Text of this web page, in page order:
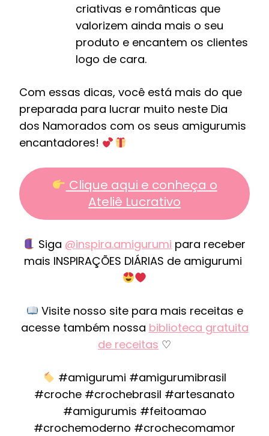
criativas e românticas que
valorizem ainda mais o seu
produto e encantem os clientes
logo de cara.
Com essas dicas, você está mais do que
preparada para lucrar muito neste Dia
dos Namorados com os seus amigurumis
encantadores!
Clique aqui e conheça o
Ateliê Lucrativo
Siga @inspira.amigurumi para receber
mais INSPIRAÇÕES DIÁRIAS de amigurumi
Visite nosso site para mais receitas e
acesse também nossa biblioteca gratuita
de receitas ♡
#amigurumi #amigurumibrasil
#croche #crochebrasil #artesanato
#amigurumis #feitoamao
#crochemoderno #crochecomamor